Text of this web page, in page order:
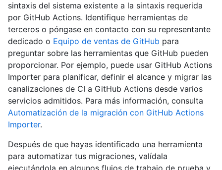
sintaxis del sistema existente a la sintaxis requerida
por GitHub Actions. Identifique herramientas de
terceros o póngase en contacto con su representante
dedicado o Equipo de ventas de GitHub para
preguntar sobre las herramientas que GitHub pueden
proporcionar. Por ejemplo, puede usar GitHub Actions
Importer para planificar, definir el alcance y migrar las
canalizaciones de CI a GitHub Actions desde varios
servicios admitidos. Para más información, consulta
Automatización de la migración con GitHub Actions
Importer.
Después de que hayas identificado una herramienta
para automatizar tus migraciones, valídala